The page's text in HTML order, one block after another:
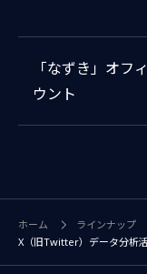
「なずき」オ
ウント
ホーム
ラインナップ
X（旧Twitter）データ分析